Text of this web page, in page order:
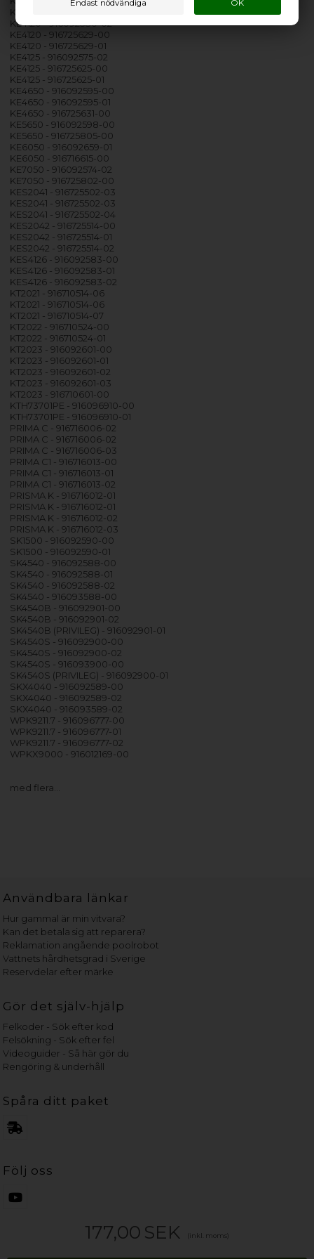
KE4050 - 916716614-00
KE4120 - 916092580-02
KE4120 - 916725629-00
KE4120 - 916725629-01
KE4125 - 916092575-02
KE4125 - 916725625-00
KE4125 - 916725625-01
KE4650 - 916092595-00
KE4650 - 916092595-01
KE4650 - 916725631-00
KE5650 - 916092598-00
KE5650 - 916725805-00
KE6050 - 916092659-01
KE6050 - 916716615-00
KE7050 - 916092574-02
KE7050 - 916725802-00
KES2041 - 916725502-03
KES2041 - 916725502-03
KES2041 - 916725502-04
KES2042 - 916725514-00
KES2042 - 916725514-01
KES2042 - 916725514-02
KES4126 - 916092583-00
KES4126 - 916092583-01
KES4126 - 916092583-02
KT2021 - 916710514-06
KT2021 - 916710514-06
KT2021 - 916710514-07
KT2022 - 916710524-00
KT2022 - 916710524-01
KT2023 - 916092601-00
KT2023 - 916092601-01
KT2023 - 916092601-02
KT2023 - 916092601-03
KT2023 - 916710601-00
KTH73701PE - 916096910-00
KTH73701PE - 916096910-01
PRIMA C - 916716006-02
PRIMA C - 916716006-02
PRIMA C - 916716006-03
PRIMA C1 - 916716013-00
PRIMA C1 - 916716013-01
PRIMA C1 - 916716013-02
PRISMA K - 916716012-01
PRISMA K - 916716012-01
PRISMA K - 916716012-02
PRISMA K - 916716012-03
SK1500 - 916092590-00
SK1500 - 916092590-01
SK4540 - 916092588-00
SK4540 - 916092588-01
SK4540 - 916092588-02
SK4540 - 916093588-00
SK4540B - 916092901-00
SK4540B - 916092901-02
SK4540B (PRIVILEG) - 916092901-01
SK4540S - 916092900-00
SK4540S - 916092900-02
SK4540S - 916093900-00
SK4540S (PRIVILEG) - 916092900-01
SKX4040 - 916092589-00
SKX4040 - 916092589-02
SKX4040 - 916093589-02
WPK9211.7 - 916096777-00
WPK9211.7 - 916096777-01
WPK9211.7 - 916096777-02
WPKX9000 - 916012169-00
med flera…
177,00 SEK (inkl. moms)
Användbara länkar
Hur gammal är min vitvara?
Kan det betala sig att reparera?
Reklamation angående poolrobot
Vattnets hårdhetsgrad i Sverige
Reservdelar efter märke
Gör det själv-hjälp
Felkoder - Sök efter kod
Felsökning - Sök efter fel
Videoguider - Så här gör du
Rengöring & underhåll
Spåra ditt paket
Följ oss